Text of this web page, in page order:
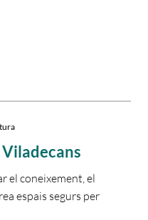
el coneixement, el
espais segurs per